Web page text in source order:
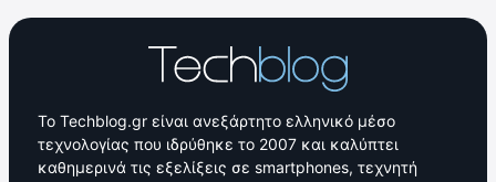
Το Techblog.gr είναι ανεξάρτητο ελληνικό μέσο
τεχνολογίας που ιδρύθηκε το 2007 και καλύπτει
καθημερινά τις εξελίξεις σε smartphones, τεχνητή